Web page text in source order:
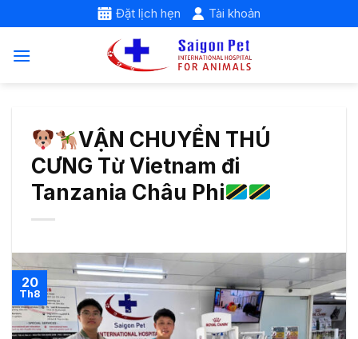
to
content
Đặt lịch hẹn Tài khoản
VẬN CHUYỂN THÚ
CƯNG Từ Vietnam đi
Tanzania Châu Phi
20
Th8